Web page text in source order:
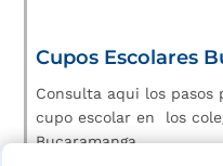
Cupos Escolares
Consulta aqui los
cupo escolar en los
Bucaramanga.